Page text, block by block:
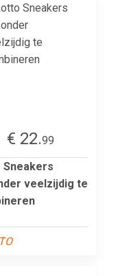
€ 22.99
Sneakers
veelzijdig te